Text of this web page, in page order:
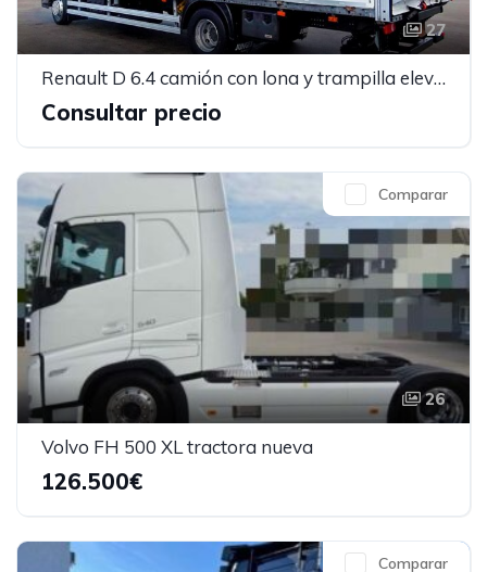
27
Renault D 6.4 camión con lona y trampilla elevadora
Consultar precio
26
Comparar
Volvo FH 500 XL tractora nueva
126.500€
Comparar